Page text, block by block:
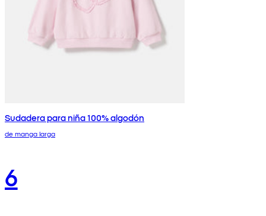
Sudadera para niña 100% algodón
de manga larga
6